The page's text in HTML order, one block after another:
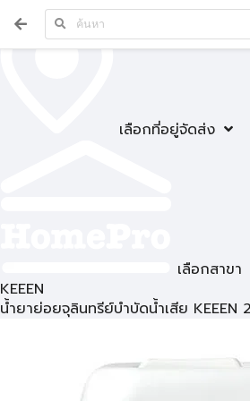
เลือกที่อยู่จัดส่ง
เลือกสาขา
KEEEN
น้ำยาย่อยจุลินทรีย์บำบัดน้ำเสีย KEEEN